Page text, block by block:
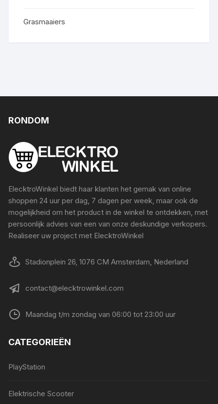
Grasmaaiers
RONDOM
ElecktroWinkel biedt haar klanten het gemak van online
shoppen 24 uur per dag, 7 dagen per week, maar ook de
mogelijkheid om het product in de winkel te ontdekken, met
persoonlijk advies van een van onze deskundige verkopers.
Realiseer uw project met ElecktroWinkel
Stadionplein 26, 1076 CM Amsterdam, Nederland
contact@elecktrowinkel.com
Maandag t/m zondag van 06:00 tot 23:00 uur
CATEGORIEËN
PlayStation
Elektrische Scooter